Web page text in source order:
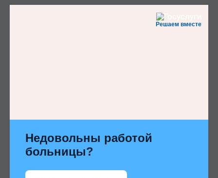
Решаем вместе
Недовольны работой
больницы?